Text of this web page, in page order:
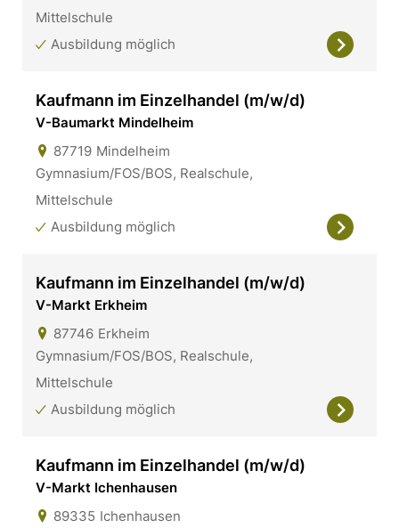
Mittelschule
Ausbildung möglich
Kaufmann im Einzelhandel (m/w/d)
V-Baumarkt Mindelheim
87719 Mindelheim
Gymnasium/FOS/BOS, Realschule,
Mittelschule
Ausbildung möglich
Kaufmann im Einzelhandel (m/w/d)
V-Markt Erkheim
87746 Erkheim
Gymnasium/FOS/BOS, Realschule,
Mittelschule
Ausbildung möglich
Kaufmann im Einzelhandel (m/w/d)
V-Markt Ichenhausen
89335 Ichenhausen